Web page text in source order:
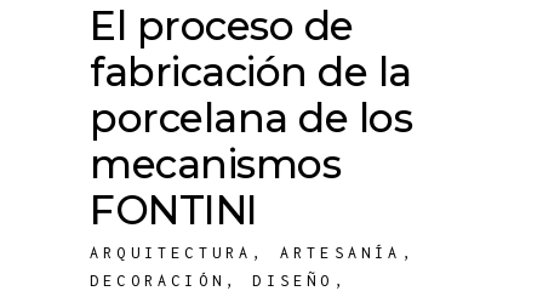
El proceso de
fabricación de la
porcelana de los
mecanismos
FONTINI
ARQUITECTURA , ARTESANÍA ,
DECORACIÓN ,DISEÑO ,